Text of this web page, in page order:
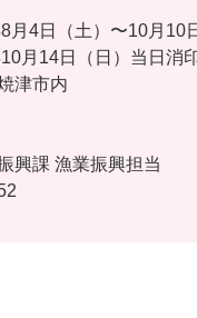
月4日（土）〜10月10
月14日（日）当日消
津市内
興課 漁業振興担当